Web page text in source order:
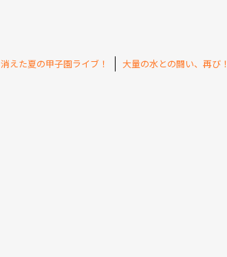
消えた夏の甲子園ライブ！ 大量の水との闘い、再び！